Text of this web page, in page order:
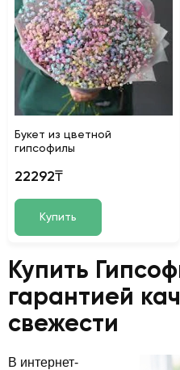
Букет из цветной
гипсофилы
22292₸
Купить
Купить
гарантией
свежести
В интернет-